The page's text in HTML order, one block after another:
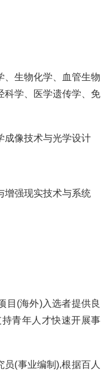
、生物化学、血管生物
科学、医学遗传学、免
成像技术与光学设计
增强现实技术与系统
目(海外)入选者提供良
青年人才快速开展事
(事业编制),根据百人